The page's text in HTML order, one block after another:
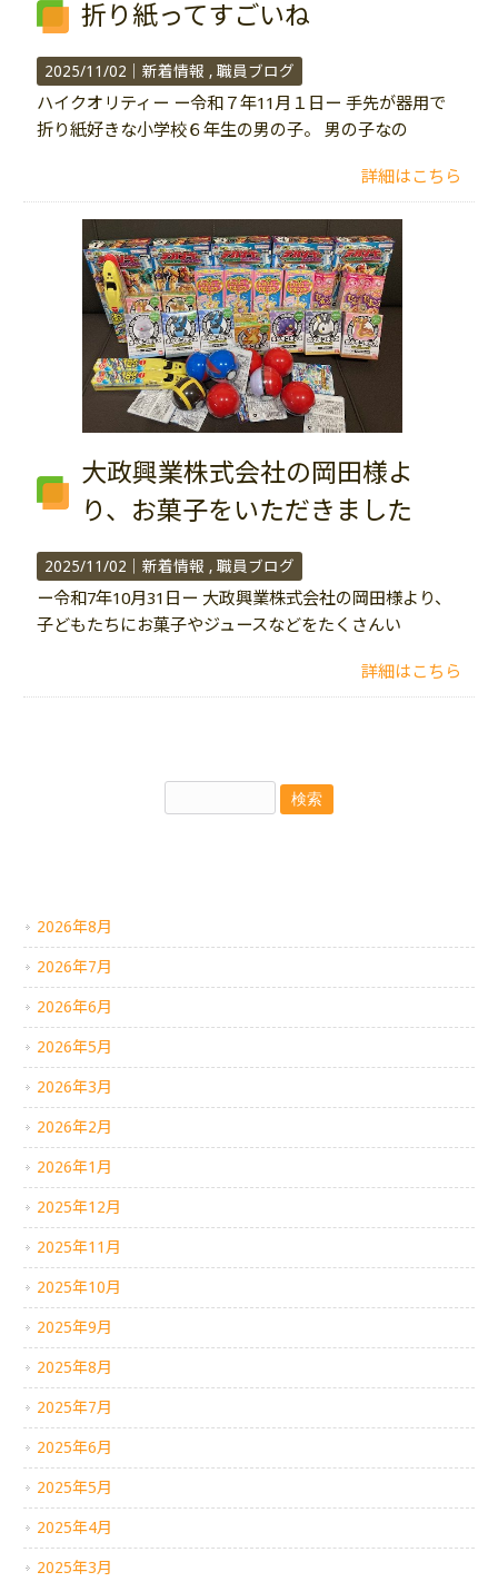
折り紙ってすごいね
2025/11/02｜新着情報 職員ブログ
ハイクオリティー ー令和７年11月１日ー 手先が器用で
折り紙好きな小学校６年生の男の子。 男の子なの
詳細はこちら
大政興業株式会社の岡田様よ
り、お菓子をいただきました
2025/11/02｜新着情報 職員ブログ
ー令和7年10月31日ー 大政興業株式会社の岡田様より、
子どもたちにお菓子やジュースなどをたくさんい
詳細はこちら
2026年8月
2026年7月
2026年6月
2026年5月
2026年3月
2026年2月
2026年1月
2025年12月
2025年11月
2025年10月
2025年9月
2025年8月
2025年7月
2025年6月
2025年5月
2025年4月
2025年3月